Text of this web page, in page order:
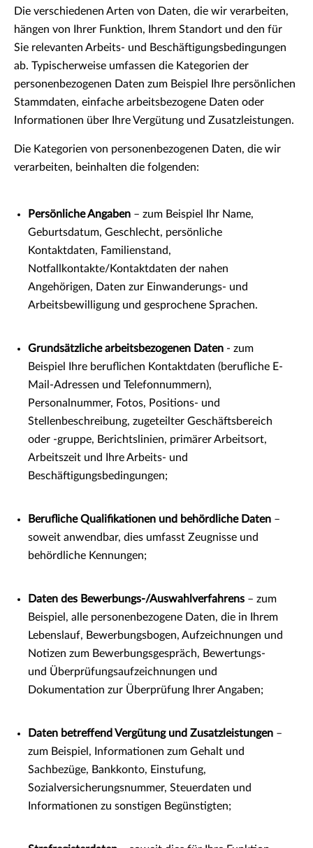
Die verschiedenen Arten von Daten, die wir verarbeiten,
hängen von Ihrer Funktion, Ihrem Standort und den für
Sie relevanten Arbeits- und Beschäftigungsbedingungen
ab. Typischerweise umfassen die Kategorien der
personenbezogenen Daten zum Beispiel Ihre persönlichen
Stammdaten, einfache arbeitsbezogene Daten oder
Informationen über Ihre Vergütung und Zusatzleistungen.
Die Kategorien von personenbezogenen Daten, die wir
verarbeiten, beinhalten die folgenden:
Persönliche Angaben – zum Beispiel Ihr Name,
Geburtsdatum, Geschlecht, persönliche
Kontaktdaten, Familienstand,
Notfallkontakte/Kontaktdaten der nahen
Angehörigen, Daten zur Einwanderungs- und
Arbeitsbewilligung und gesprochene Sprachen.
Grundsätzliche arbeitsbezogenen Daten - zum
Beispiel Ihre beruflichen Kontaktdaten (berufliche E-
Mail-Adressen und Telefonnummern),
Personalnummer, Fotos, Positions- und
Stellenbeschreibung, zugeteilter Geschäftsbereich
oder -gruppe, Berichtslinien, primärer Arbeitsort,
Arbeitszeit und Ihre Arbeits- und
Beschäftigungsbedingungen;
Berufliche Qualifikationen und behördliche Daten –
soweit anwendbar, dies umfasst Zeugnisse und
behördliche Kennungen;
Daten des Bewerbungs-/Auswahlverfahrens – zum
Beispiel, alle personenbezogene Daten, die in Ihrem
Lebenslauf, Bewerbungsbogen, Aufzeichnungen und
Notizen zum Bewerbungsgespräch, Bewertungs-
und Überprüfungsaufzeichnungen und
Dokumentation zur Überprüfung Ihrer Angaben;
Daten betreffend Vergütung und Zusatzleistungen –
zum Beispiel, Informationen zum Gehalt und
Sachbezüge, Bankkonto, Einstufung,
Sozialversicherungsnummer, Steuerdaten und
Informationen zu sonstigen Begünstigten;